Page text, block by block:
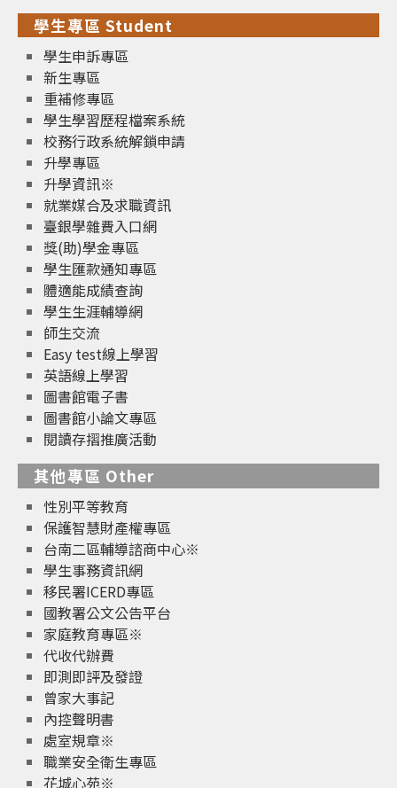
學生專區 Student
學生申訴專區
新生專區
重補修專區
學生學習歷程檔案系統
校務行政系統解鎖申請
升學專區
升學資訊※
就業媒合及求職資訊
臺銀學雜費入口網
獎(助)學金專區
學生匯款通知專區
體適能成績查詢
學生生涯輔導網
師生交流
Easy test線上學習
英語線上學習
圖書館電子書
圖書館小論文專區
閱讀存摺推廣活動
其他專區 Other
性別平等教育
保護智慧財產權專區
台南二區輔導諮商中心※
學生事務資訊網
移民署ICERD專區
國教署公文公告平台
家庭教育專區※
代收代辦費
即測即評及發證
曾家大事記
內控聲明書
處室規章※
職業安全衛生專區
花城心苑※